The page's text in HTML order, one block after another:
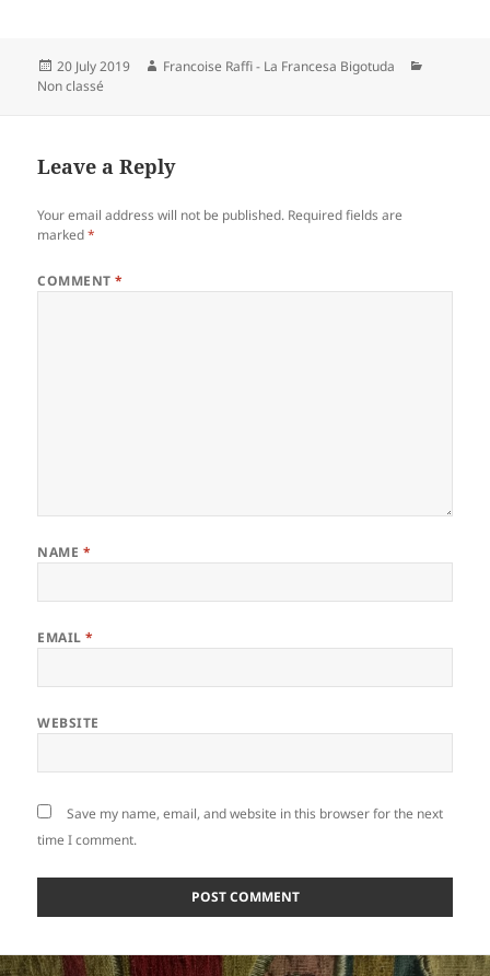
Posted
on
20 July 2019 Author
Francoise Raffi - La Francesa Bigotuda
Non classé
Leave a Reply
Your email address will not be published. Required fields are
marked*
COMMENT*
NAME *
EMAIL*
WEBSITE
Save my name, email, and website in this browser for the next
time I comment.
Post